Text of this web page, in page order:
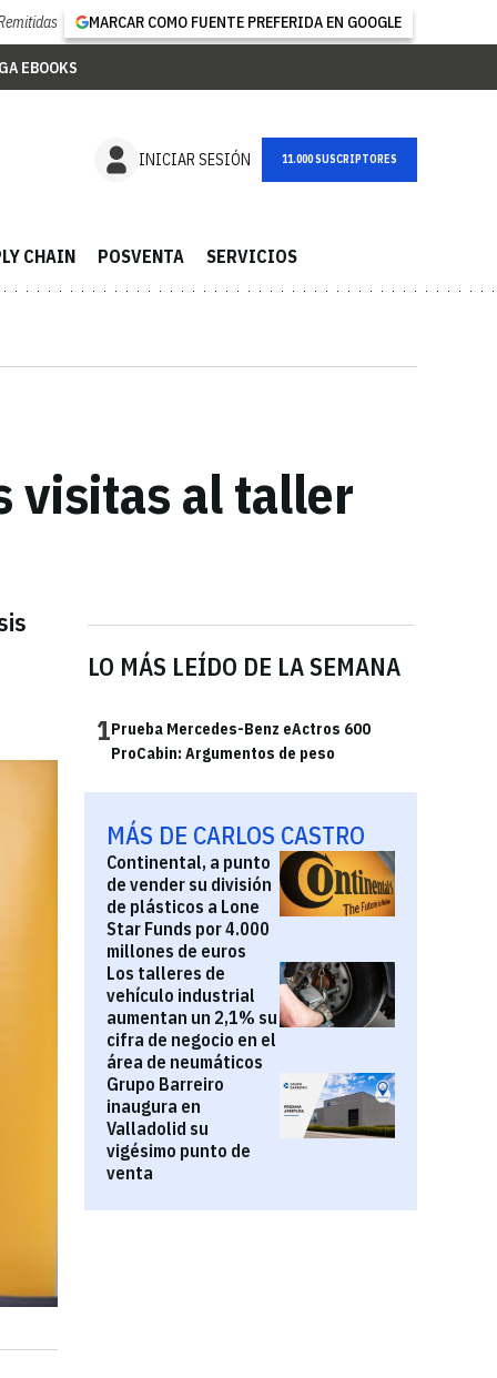
MARCAR COMO FUENTE PREFERIDA EN GOOGLE
EBOOKS
INICIAR SESIÓN NEWSLETTER
CHAIN POSVENTA SERVICIOS
visitas al taller
LO MÁS LEÍDO DE LA SEMANA
1Prueba Mercedes-Benz eActros 600
ProCabin: Argumentos de peso
MÁS DE CARLOS CASTRO
Continental, a punto
de vender su división
de plásticos a Lone
Star Funds por 4.000
millones de euros
Los talleres de
vehículo industrial
aumentan un 2,1% su
cifra de negocio en el
área de neumáticos
Grupo Barreiro
inaugura en
Valladolid su
vigésimo punto de
venta